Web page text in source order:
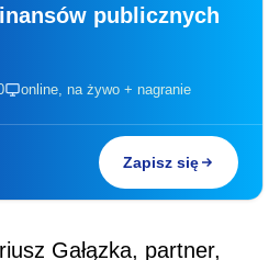
publicznych
online, na żywo + nagranie
Zapisz się
Gałązka, partner,